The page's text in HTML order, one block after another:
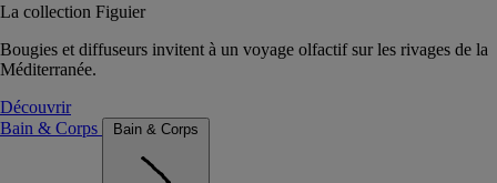
La collection Figuier
Bougies et diffuseurs invitent à un voyage olfactif sur les rivages de la
Méditerranée.
Découvrir
Bain & Corps
Bain & Corps